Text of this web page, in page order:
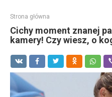
Strona główna
Cichy moment znanej
kamery! Czy wiesz, o